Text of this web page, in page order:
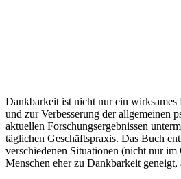
Dankbarkeit ist nicht nur ein wirksames
und zur Verbesserung der allgemeinen
aktuellen Forschungsergebnissen
täglichen Geschäftspraxis. Das Buch
verschiedenen Situationen (nicht nur
Menschen eher zu Dankbarkeit